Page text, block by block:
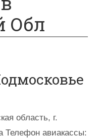
Обл
область, г.
Телефон авиакассы: